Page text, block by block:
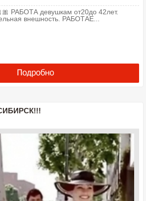
РАБОТА девушкам от20до 42лет.
внешность. РАБОТАЕ...